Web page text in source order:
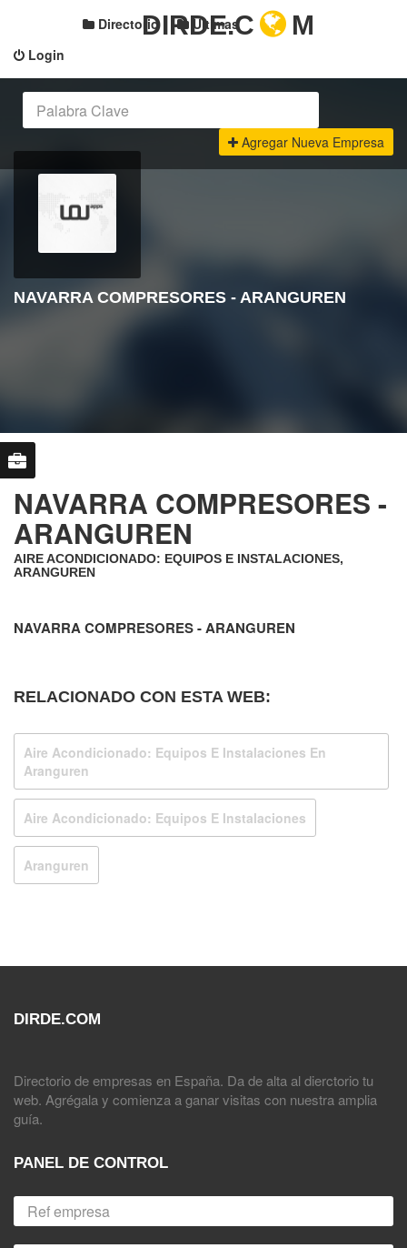
Login
Directorio Últimas
DIRDE.C M
Agregar Nueva Empresa
NAVARRA COMPRESORES - ARANGUREN
NAVARRA COMPRESORES -
ARANGUREN
AIRE ACONDICIONADO: EQUIPOS E INSTALACIONES,
ARANGUREN
NAVARRA COMPRESORES - ARANGUREN
RELACIONADO CON ESTA WEB:
Aire Acondicionado: Equipos E Instalaciones En
Aranguren
Aire Acondicionado: Equipos E Instalaciones
Aranguren
DIRDE.COM
Directorio de empresas en España. Da de alta al dierctorio tu
web. Agrégala y comienza a ganar visitas con nuestra amplia
guía.
PANEL DE CONTROL